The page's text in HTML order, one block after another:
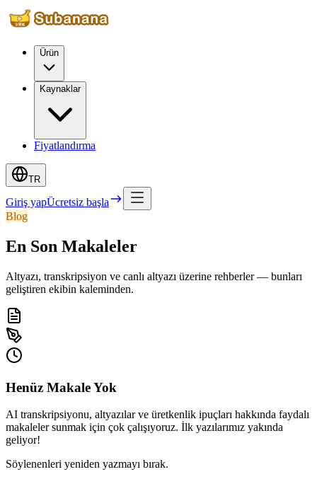
Ürün
Kaynaklar
Fiyatlandırma
TR
Giriş yapÜcretsiz başla
Blog
En Son Makaleler
Altyazı, transkripsiyon ve canlı altyazı üzerine rehberler — bunları
geliştiren ekibin kaleminden.
Henüz Makale Yok
AI transkripsiyonu, altyazılar ve üretkenlik ipuçları hakkında faydalı
makaleler sunmak için çok çalışıyoruz. İlk yazılarımız yakında
geliyor!
Söylenenleri yeniden yazmayı bırak.